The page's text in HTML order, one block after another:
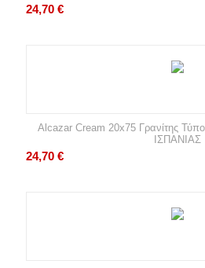
24,70 €
Alcazar Cream 20x75 Γρανίτης
ΙΣΠΑΝΙΑΣ
24,70 €